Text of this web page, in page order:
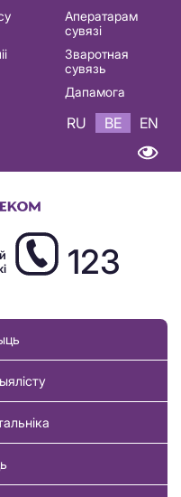
Аператарам
сувязі
Зваротная
сувязь
Дапамога
RU BE EN
123